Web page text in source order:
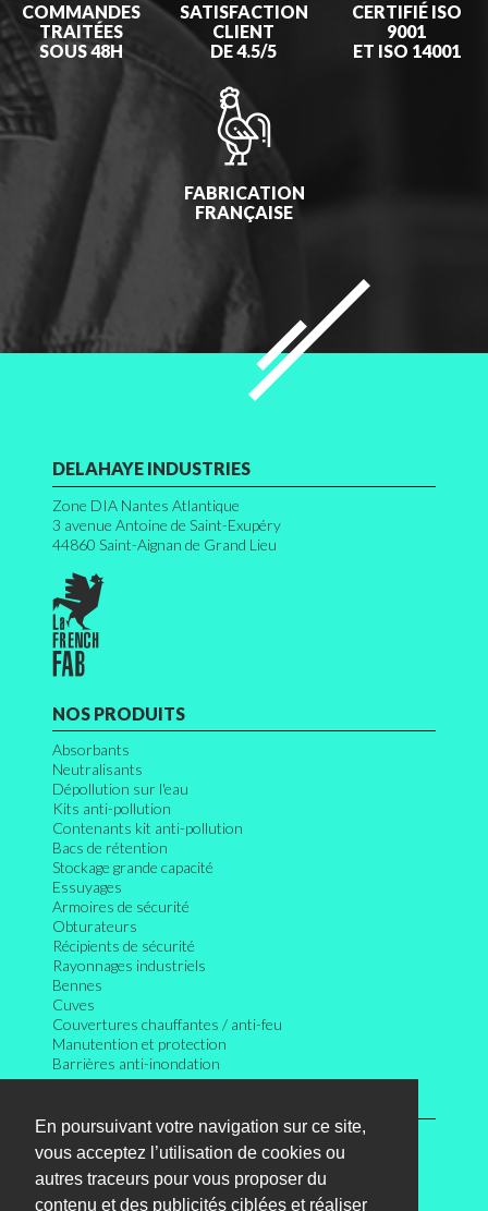
En poursuivant votre navigation sur ce site,
vous acceptez l’utilisation de cookies ou
autres traceurs pour vous proposer du
contenu et des publicités ciblées et réaliser
COMMANDES
TRAITÉES
SOUS 48H
SATISFACTION
CLIENT
DE 4.5/5
CERTIFIÉ ISO
9001
ET ISO 14001
FABRICATION
FRANÇAISE
DELAHAYE INDUSTRIES
Zone DIA Nantes Atlantique
3 avenue Antoine de Saint-Exupéry
44860 Saint-Aignan de Grand Lieu
NOS PRODUITS
Absorbants
Neutralisants
Dépollution sur l'eau
Kits anti-pollution
Contenants kit anti-pollution
Bacs de rétention
Stockage grande capacité
Essuyages
Armoires de sécurité
Obturateurs
Récipients de sécurité
Rayonnages industriels
Bennes
Cuves
Couvertures chauffantes / anti-feu
Manutention et protection
Barrières anti-inondation
Connexion
Mentions légales
Conditions générales des ventes
Plan du site